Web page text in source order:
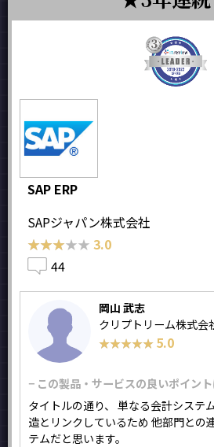
SAP ERP
SAPジャパン株式会社
★★★★★
★★★★★ 3.0
44
岡山 武志
クリプトリーム株式会
★★★★★
★★★★★ 5.0
− この製品・サービスの良いポイン
タイトルの通り、 単なる会計システ
造とリンクしているため 他部門との
テムだと思います。